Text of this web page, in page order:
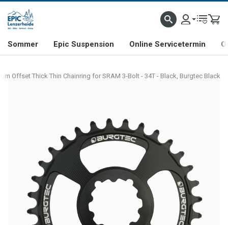
& FREERIDE-SPEZIALIST SCHWEIZER FIRMA SHOP & SHOWROOM IN
Sommer Epic Suspension Online Servicetermin
Offset Thick Thin Chainring for SRAM 3-Bolt - 34T - Black, Burgtec Black